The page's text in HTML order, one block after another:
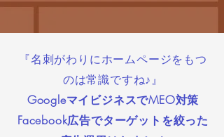
『名刺がわりにホームページをもつ
のは常識ですね♪』
GoogleマイビジネスでMEO対策
​Facebook広告でターゲットを絞った